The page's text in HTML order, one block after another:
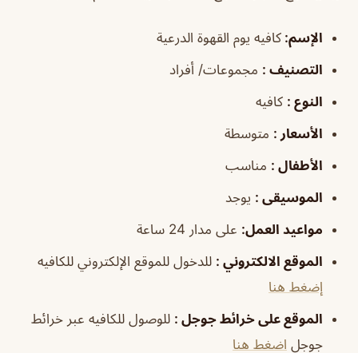
الإسم: كافيه يوم القهوة الدرعية
التصنيف : مجموعات/ أفراد
النوع : كافيه
الأسعار : متوسطة
الأطفال : مناسب
الموسيقى : يوجد
مواعيد العمل: على مدار 24 ساعة
الموقع الالكتروني : للدخول للموقع الإلكتروني للكافيه
إضغط هنا
الموقع على خرائط جوجل : للوصول للكافيه عبر خرائط
جوجل اضغط هنا